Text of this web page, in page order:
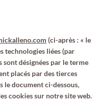
(ci-après : « le
technologies liées (par
désignées par le terme
placés par des tierces
le document ci-dessous,
cookies sur notre site web.